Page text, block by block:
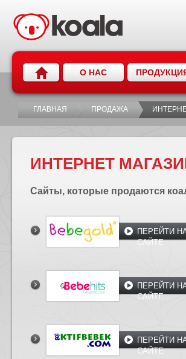
О НАС
ГЛАВНАЯ ПРОДАЖА
ИНТЕРНЕТ
Сайты, которые продаются
ПЕРЕЙТИ
САЙТЕ
ПЕРЕЙТИ
САЙТЕ
ПЕРЕЙТИ
САЙТЕ